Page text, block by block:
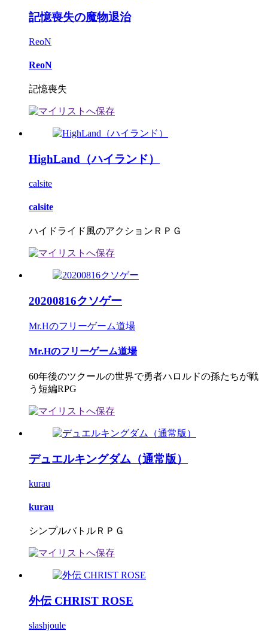
記憶喪失の魔物退治
ReoN
ReoN
記憶喪失
HighLand（ハイランド）
calsite
calsite
ハイドライド風のアクションＲＰＧ
20200816クソゲー
Mr.Hのフリーゲーム道場
Mr.Hのフリーゲーム道場
60年後のツクールの世界で勇者ハロルドの孫たちが戦
う短編RPG
デュエルキングダム（通常版）
kurau
kurau
シンプルバトルＲＰＧ
外伝 CHRIST ROSE
slashjoule